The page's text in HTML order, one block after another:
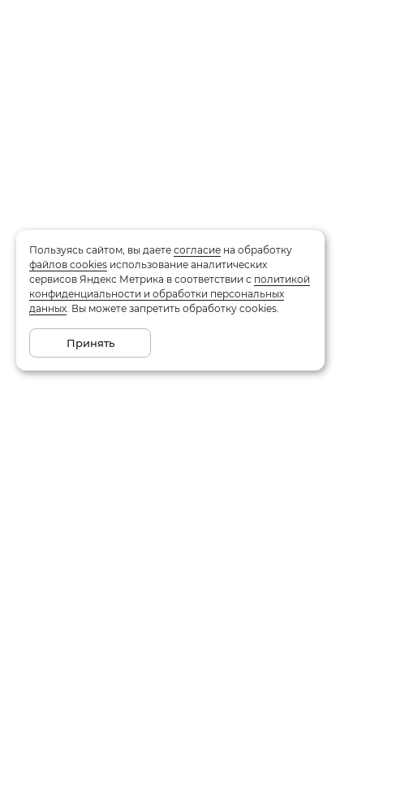
Пользуясь сайтом, вы даете согласие на обработку
файлов cookies использование аналитических
сервисов Яндекс Метрика в соответствии с политикой
конфиденциальности и обработки персональных
данных. Вы можете запретить обработку cookies.
Принять